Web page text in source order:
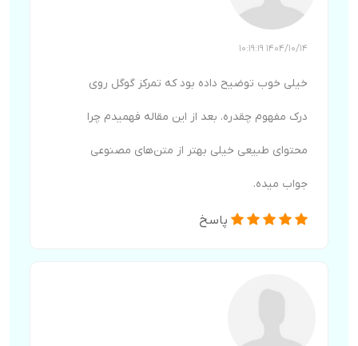
1404/10/14 10:19:19
خیلی خوب توضیح داده بود که تمرکز گوگل روی
درک مفهوم چقدره. بعد از این مقاله فهمیدم چرا
محتوای طبیعی خیلی بهتر از متن‌های مصنوعی
جواب میده.
پاسخ